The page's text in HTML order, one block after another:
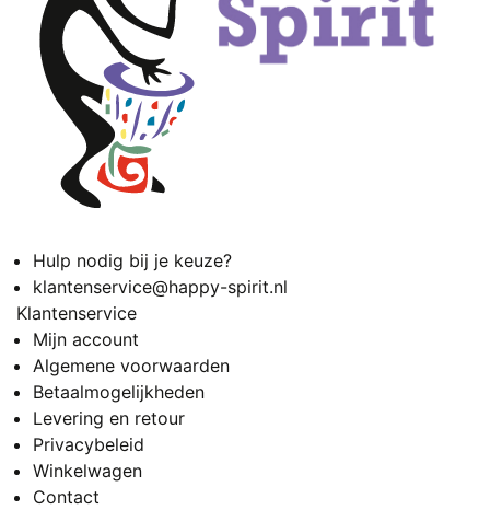
Hulp nodig bij je keuze?
klantenservice@happy-spirit.nl
Klantenservice
Mijn account
Algemene voorwaarden
Betaalmogelijkheden
Levering en retour
Privacybeleid
Winkelwagen
Contact